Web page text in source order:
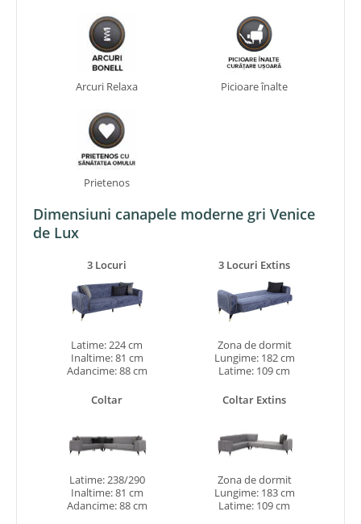
Arcuri Relaxa Picioare înalte
Prietenos
Dimensiuni canapele moderne gri Venice
de Lux
3 Locuri
Latime: 224 cm
Inaltime: 81 cm
Adancime: 88 cm
3 Locuri Extins
Zona de dormit
Lungime: 182 cm
Latime: 109 cm
Coltar
Latime: 238/290
Inaltime: 81 cm
Adancime: 88 cm
Coltar Extins
Zona de dormit
Lungime: 183 cm
Latime: 109 cm